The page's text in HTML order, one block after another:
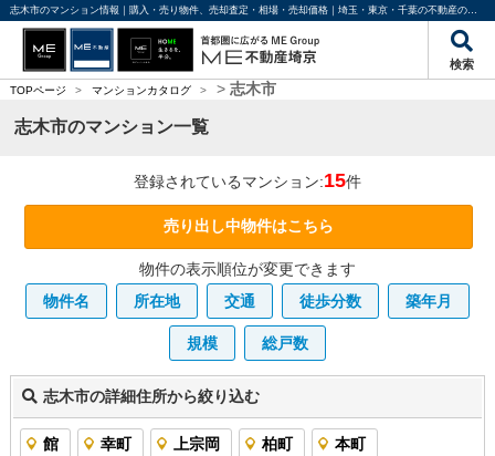
志木市のマンション情報｜購入・売り物件、売却査定・相場・売却価格｜埼玉・東京・千葉の不動産のことならME不動産埼京
検索
TOPページ > マンションカタログ > > 志木市
志木市のマンション一覧
登録されているマンション:15件
売り出し中物件はこちら
物件の表示順位が変更できます
物件名
所在地 交通 徒歩分数 築年月
規模 総戸数
志木市の詳細住所から絞り込む
館 幸町 上宗岡 柏町 本町